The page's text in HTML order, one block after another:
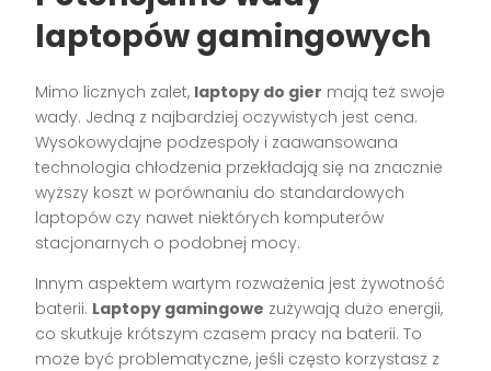
laptopów gamingowych
Mimo licznych zalet, laptopy do gier mają też swoje
wady. Jedną z najbardziej oczywistych jest cena.
Wysokowydajne podzespoły i zaawansowana
technologia chłodzenia przekładają się na znacznie
wyższy koszt w porównaniu do standardowych
laptopów czy nawet niektórych komputerów
stacjonarnych o podobnej mocy.
Innym aspektem wartym rozważenia jest żywotność
baterii. Laptopy gamingowe zużywają dużo energii,
co skutkuje krótszym czasem pracy na baterii. To
może być problematyczne, jeśli często korzystasz z